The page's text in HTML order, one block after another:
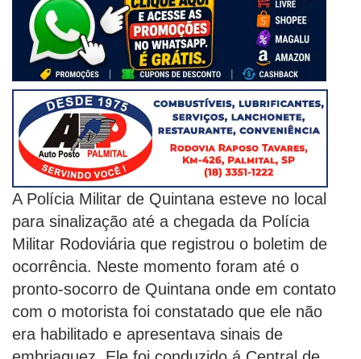
A Polícia Militar de Quintana esteve no local
para sinalização até a chegada da Polícia
Militar Rodoviária que registrou o boletim de
ocorrência. Neste momento foram até o
pronto-socorro de Quintana onde em contato
com o motorista foi constatado que ele não
era habilitado e apresentava sinais de